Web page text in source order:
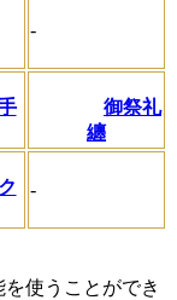
-
御祭礼
纏
-
使うことができ